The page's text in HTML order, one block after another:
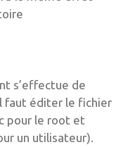
s’effectue de
faut éditer le fichier
pour le root et
un utilisateur).